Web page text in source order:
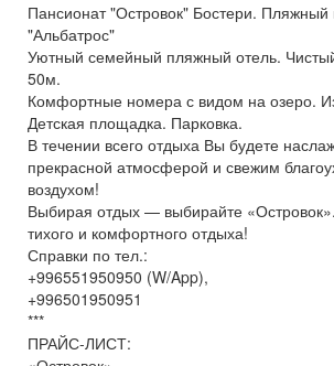
Пансионат "Островок" Бостери. Пляжный
"Альбатрос"
Уютный семейный пляжный отель.
50м.
Комфортные номера с видом на озеро.
Детская площадка. Парковка.
В течении всего отдыха Вы будете
прекрасной атмосферой и свежим
воздухом!
Выбирая отдых — выбирайте
тихого и комфортного отдыха!
Справки по тел.:
+996551950950 (W/App),
+996501950951
***
ПРАЙС-ЛИСТ: